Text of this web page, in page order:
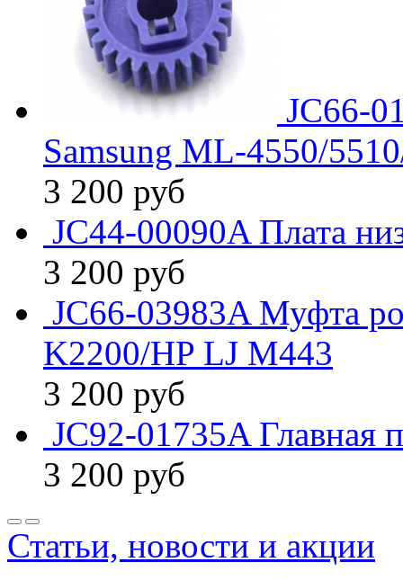
JC66-
Samsung ML-4550/
3 200 руб
JC44-00090A Плата
3 200 руб
JC66-03983A Муфта
K2200/HP LJ M443
3 200 руб
JC92-01735A Главная
3 200 руб
Статьи, новости и акции